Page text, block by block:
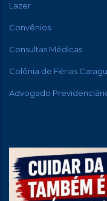
Lazer
Convênios
Consultas Médicas
Colônia de Férias
Advogado